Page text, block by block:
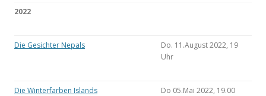
2022
Die Gesichter Nepals
Do. 11.August 2022, 19
Uhr
Die Winterfarben Islands
Do 05.Mai 2022, 19.00